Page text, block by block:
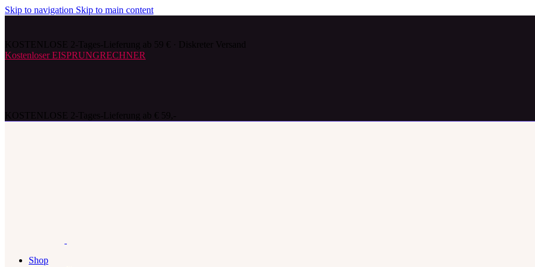
Skip to navigation Skip to main content
Kostenloser EISPRUNGRECHNER
Shop